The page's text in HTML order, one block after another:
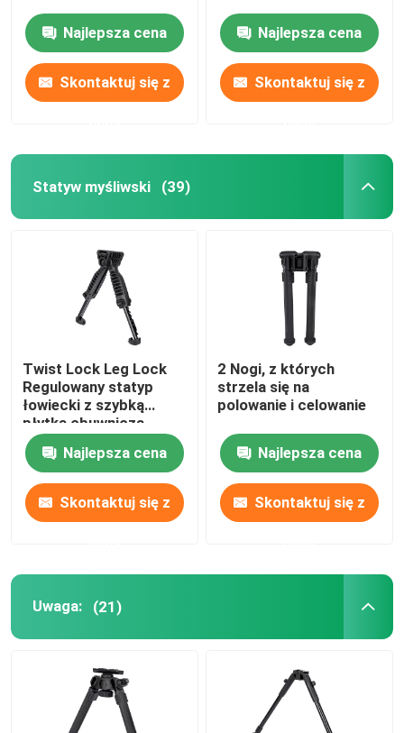
Produkty
Pokaz VR
Wycieczka po fabryce
Kontrola jakości
Skontaktuj się z nami
Poprosić o wycenę
Uwaga:
Kij myśliwski
Najlepsza cena
Skontaktuj się z
Najlepsza cena
Skontaktuj się z
Statyw myśliwski (39)
Twist Lock Leg Lock
Regulowany statyp
łowiecki z szybką
płytką obuwniczą
Najlepsza cena
Skontaktuj się z
2 Nogi, z których
strzela się na
polowanie i celowanie
Najlepsza cena
Skontaktuj się z
Uwaga: (21)